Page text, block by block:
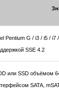
Pentium G / i3 / i5 / i7
SSE 4.2
или SSD объёмом
SATA,